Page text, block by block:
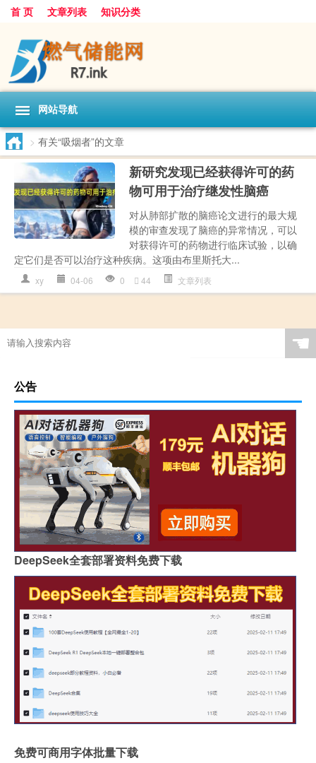
首 页 文章列表 知识分类
网站导航
> 有关“吸烟者”的文章
新研究发现已经获得许可的药
物可用于治疗继发性脑癌
对从肺部扩散的脑癌论文进行的最大规
模的审查发现了脑癌的异常情况，可以
对获得许可的药物进行临床试验，以确
定它们是否可以治疗这种疾病。这项由布里斯托大...
xy 04-06 0 44 文章列表
☚
公告
DeepSeek全套部署资料免费下载
免费可商用字体批量下载